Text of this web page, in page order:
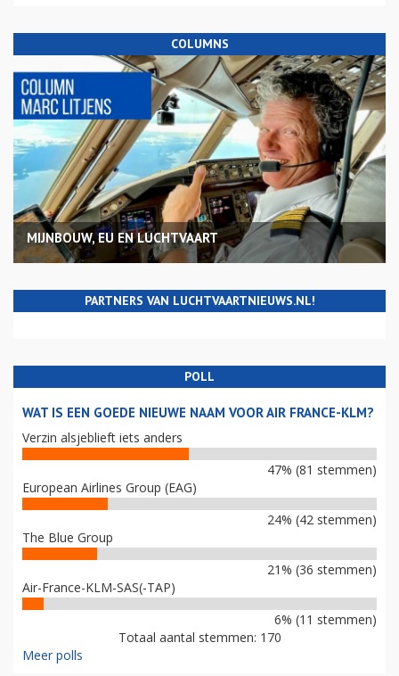
COLUMNS
MIJNBOUW, EU EN LUCHTVAART
PARTNERS VAN LUCHTVAARTNIEUWS.NL!
POLL
WAT IS EEN GOEDE NIEUWE NAAM VOOR AIR FRANCE-KLM?
Verzin alsjeblieft iets anders
47% (81 stemmen)
European Airlines Group (EAG)
24% (42 stemmen)
The Blue Group
21% (36 stemmen)
Air-France-KLM-SAS(-TAP)
6% (11 stemmen)
Totaal aantal stemmen: 170
Meer polls